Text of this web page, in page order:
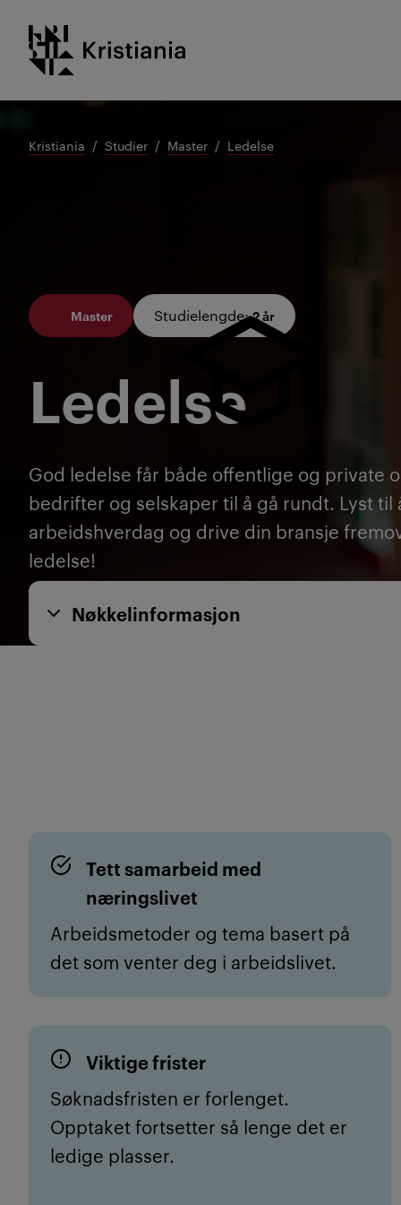
Gå
til
innhold
Kristiania logo
Kristiania Studier Master Ledelse
Master Studielengde: 2 år
Ledelse
God ledelse får både offentlige og private
bedrifter og selskaper til å gå rundt. Lyst til
arbeidshverdag og drive din bransje
ledelse!
Nøkkelinformasjon
Tett samarbeid med
næringslivet
Arbeidsmetoder og tema basert på
det som venter deg i arbeidslivet.
Viktige frister
Søknadsfristen er forlenget.
Opptaket fortsetter så lenge det er
ledige plasser.